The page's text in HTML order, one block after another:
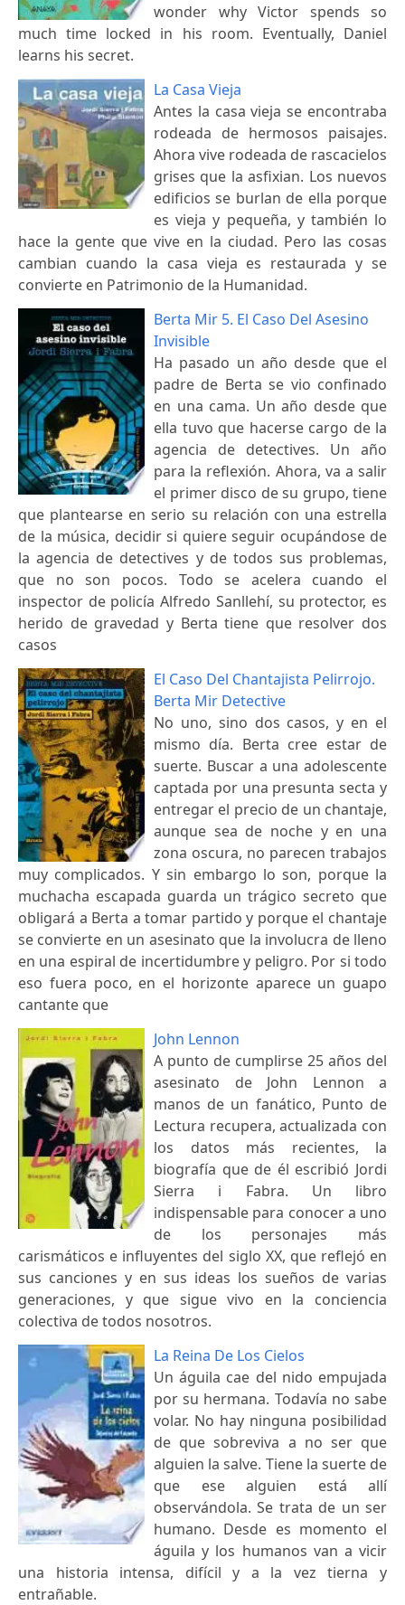
wonder why Victor spends so
much time locked in his room. Eventually, Daniel
learns his secret.
La Casa Vieja
Antes la casa vieja se encontraba
rodeada de hermosos paisajes.
Ahora vive rodeada de rascacielos
grises que la asfixian. Los nuevos
edificios se burlan de ella porque
es vieja y pequeña, y también lo
hace la gente que vive en la ciudad. Pero las cosas
cambian cuando la casa vieja es restaurada y se
convierte en Patrimonio de la Humanidad.
Berta Mir 5. El Caso Del Asesino
Invisible
Ha pasado un año desde que el
padre de Berta se vio confinado
en una cama. Un año desde que
ella tuvo que hacerse cargo de la
agencia de detectives. Un año
para la reflexión. Ahora, va a salir
el primer disco de su grupo, tiene
que plantearse en serio su relación con una estrella
de la música, decidir si quiere seguir ocupándose de
la agencia de detectives y de todos sus problemas,
que no son pocos. Todo se acelera cuando el
inspector de policía Alfredo Sanllehí, su protector, es
herido de gravedad y Berta tiene que resolver dos
casos
El Caso Del Chantajista Pelirrojo.
Berta Mir Detective
No uno, sino dos casos, y en el
mismo día. Berta cree estar de
suerte. Buscar a una adolescente
captada por una presunta secta y
entregar el precio de un chantaje,
aunque sea de noche y en una
zona oscura, no parecen trabajos
muy complicados. Y sin embargo lo son, porque la
muchacha escapada guarda un trágico secreto que
obligará a Berta a tomar partido y porque el chantaje
se convierte en un asesinato que la involucra de lleno
en una espiral de incertidumbre y peligro. Por si todo
eso fuera poco, en el horizonte aparece un guapo
cantante que
John Lennon
A punto de cumplirse 25 años del
asesinato de John Lennon a
manos de un fanático, Punto de
Lectura recupera, actualizada con
los datos más recientes, la
biografía que de él escribió Jordi
Sierra i Fabra. Un libro
indispensable para conocer a uno
de los personajes más
carismáticos e influyentes del siglo XX, que reflejó en
sus canciones y en sus ideas los sueños de varias
generaciones, y que sigue vivo en la conciencia
colectiva de todos nosotros.
La Reina De Los Cielos
Un águila cae del nido empujada
por su hermana. Todavía no sabe
volar. No hay ninguna posibilidad
de que sobreviva a no ser que
alguien la salve. Tiene la suerte de
que ese alguien está allí
observándola. Se trata de un ser
humano. Desde es momento el
águila y los humanos van a vicir
una historia intensa, difícil y a la vez tierna y
entrañable.